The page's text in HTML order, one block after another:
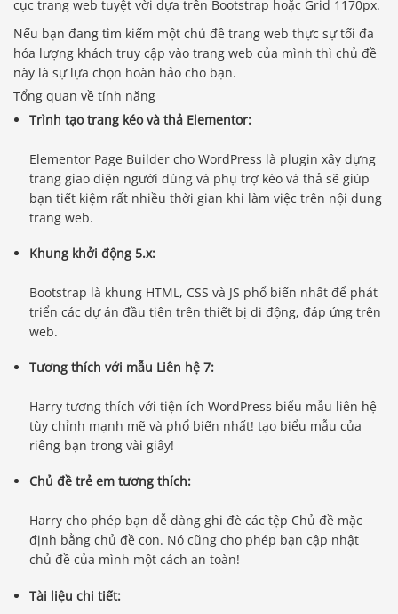
cục trang web tuyệt vời dựa trên Bootstrap hoặc Grid 1170px.
Nếu bạn đang tìm kiếm một chủ đề trang web thực sự tối đa
hóa lượng khách truy cập vào trang web của mình thì chủ đề
này là sự lựa chọn hoàn hảo cho bạn.
Tổng quan về tính năng
Trình tạo trang kéo và thả Elementor:
Elementor Page Builder cho WordPress là plugin xây dựng
trang giao diện người dùng và phụ trợ kéo và thả sẽ giúp
bạn tiết kiệm rất nhiều thời gian khi làm việc trên nội dung
trang web.
Khung khởi động 5.x:
Bootstrap là khung HTML, CSS và JS phổ biến nhất để phát
triển các dự án đầu tiên trên thiết bị di động, đáp ứng trên
web.
Tương thích với mẫu Liên hệ 7:
Harry tương thích với tiện ích WordPress biểu mẫu liên hệ
tùy chỉnh mạnh mẽ và phổ biến nhất! tạo biểu mẫu của
riêng bạn trong vài giây!
Chủ đề trẻ em tương thích:
Harry cho phép bạn dễ dàng ghi đè các tệp Chủ đề mặc
định bằng chủ đề con. Nó cũng cho phép bạn cập nhật
chủ đề của mình một cách an toàn!
Tài liệu chi tiết: